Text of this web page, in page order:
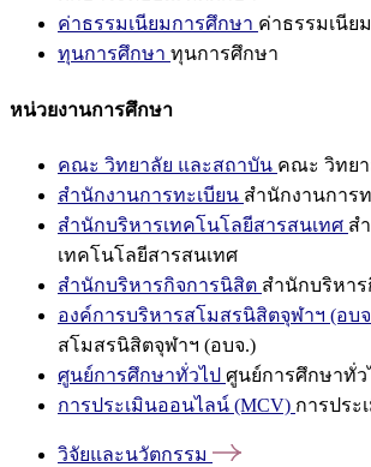
ค่าธรรมเนียมการศึกษา ค่าธรรมเนีย
ทุนการศึกษา ทุนการศึกษา
หน่วยงานการศึกษา
คณะ วิทยาลัย และสถาบัน คณะ วิทย
สำนักงานการทะเบียน สำนักงานการ
สำนักบริหารเทคโนโลยีสารสนเทศ ส
เทคโนโลยีสารสนเทศ
สำนักบริหารกิจการนิสิต สำนักบริหา
องค์การบริหารสโมสรนิสิตจุฬาฯ (อบ
สโมสรนิสิตจุฬาฯ (อบจ.)
ศูนย์การศึกษาทั่วไป ศูนย์การศึกษาทั่ว
การประเมินออนไลน์ (MCV) การประ
วิจัยและนวัตกรรม